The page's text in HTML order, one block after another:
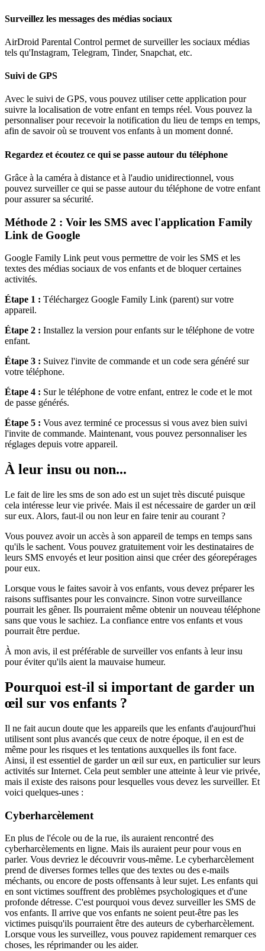
Surveillez les messages des médias sociaux
AirDroid Parental Control permet de surveiller les sociaux médias
tels qu'Instagram, Telegram, Tinder, Snapchat, etc.
Suivi de GPS
Avec le suivi de GPS, vous pouvez utiliser cette application pour
suivre la localisation de votre enfant en temps réel. Vous pouvez la
personnaliser pour recevoir la notification du lieu de temps en temps,
afin de savoir où se trouvent vos enfants à un moment donné.
Regardez et écoutez ce qui se passe autour du téléphone
Grâce à la caméra à distance et à l'audio unidirectionnel, vous
pouvez surveiller ce qui se passe autour du téléphone de votre enfant
pour assurer sa sécurité.
Méthode 2 : Voir les SMS avec l'application Family
Link de Google
Google Family Link peut vous permettre de voir les SMS et les
textes des médias sociaux de vos enfants et de bloquer certaines
activités.
Étape 1 : Téléchargez Google Family Link (parent) sur votre
appareil.
Étape 2 : Installez la version pour enfants sur le téléphone de votre
enfant.
Étape 3 : Suivez l'invite de commande et un code sera généré sur
votre téléphone.
Étape 4 : Sur le téléphone de votre enfant, entrez le code et le mot
de passe générés.
Étape 5 : Vous avez terminé ce processus si vous avez bien suivi
l'invite de commande. Maintenant, vous pouvez personnaliser les
réglages depuis votre appareil.
À leur insu ou non...
Le fait de lire les sms de son ado est un sujet très discuté puisque
cela intéresse leur vie privée. Mais il est nécessaire de garder un œil
sur eux. Alors, faut-il ou non leur en faire tenir au courant ?
Vous pouvez avoir un accès à son appareil de temps en temps sans
qu'ils le sachent. Vous pouvez gratuitement voir les destinataires de
leurs SMS envoyés et leur position ainsi que créer des géorepérages
pour eux.
Lorsque vous le faites savoir à vos enfants, vous devez préparer les
raisons suffisantes pour les convaincre. Sinon votre surveillance
pourrait les gêner. Ils pourraient même obtenir un nouveau téléphone
sans que vous le sachiez. La confiance entre vos enfants et vous
pourrait être perdue.
À mon avis, il est préférable de surveiller vos enfants à leur insu
pour éviter qu'ils aient la mauvaise humeur.
Pourquoi est-il si important de garder un
œil sur vos enfants ?
Il ne fait aucun doute que les appareils que les enfants d'aujourd'hui
utilisent sont plus avancés que ceux de notre époque, il en est de
même pour les risques et les tentations auxquelles ils font face.
Ainsi, il est essentiel de garder un œil sur eux, en particulier sur leurs
activités sur Internet. Cela peut sembler une atteinte à leur vie privée,
mais il existe des raisons pour lesquelles vous devez les surveiller. Et
voici quelques-unes :
Cyberharcèlement
En plus de l'école ou de la rue, ils auraient rencontré des
cyberharcèlements en ligne. Mais ils auraient peur pour vous en
parler. Vous devriez le découvrir vous-même. Le cyberharcèlement
prend de diverses formes telles que des textes ou des e-mails
méchants, ou encore de posts offensants à leur sujet. Les enfants qui
en sont victimes souffrent des problèmes psychologiques et d'une
profonde détresse. C'est pourquoi vous devez surveiller les SMS de
vos enfants. Il arrive que vos enfants ne soient peut-être pas les
victimes puisqu'ils pourraient être des auteurs de cyberharcèlement.
Lorsque vous les surveillez, vous pouvez rapidement remarquer ces
choses, les réprimander ou les aider.